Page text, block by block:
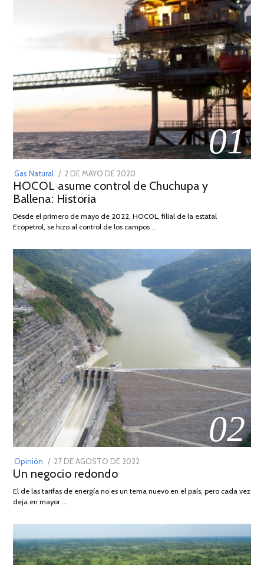
01
Gas Natural
POSTED
ON
2 DE MAYO DE 2020
DE
2026
HOCOL asume control de Chuchupa y
Ballena: Historia
Desde el primero de mayo de 2022, HOCOL, filial de la estatal
Ecopetrol, se hizo al control de los campos …
02
Opinión
POSTED
ON
27 DE AGOSTO DE 2022
DE
Un negocio redondo
El de las tarifas de energía no es un tema nuevo en el país, pero cada vez
deja en mayor …